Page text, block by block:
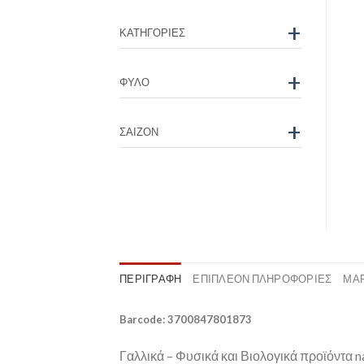
ΚΑΤΗΓΟΡΊΕΣ +
ΦΎΛΟ +
ΣΑΙΖΌΝ +
ΠΕΡΙΓΡΑΦΉ ΕΠΙΠΛΈΟΝ ΠΛΗΡΟΦΟΡΊΕΣ
Barcode: 3700847801873
Γαλλικά – Φυσικά και Βιολογικά προϊόντα